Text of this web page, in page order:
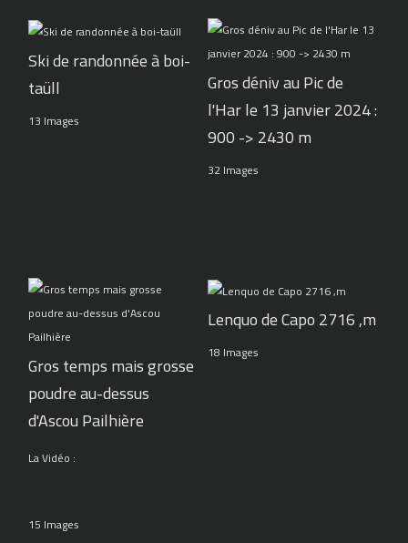
Ski de randonnée à boi-
taüll
13 Images
Gros déniv au Pic de
l'Har le 13 janvier 2024 :
900 -> 2430 m
32 Images
Gros temps mais grosse
poudre au-dessus
d'Ascou Pailhière
La Vidéo :
15 Images
Lenquo de Capo 2716 ,m
18 Images